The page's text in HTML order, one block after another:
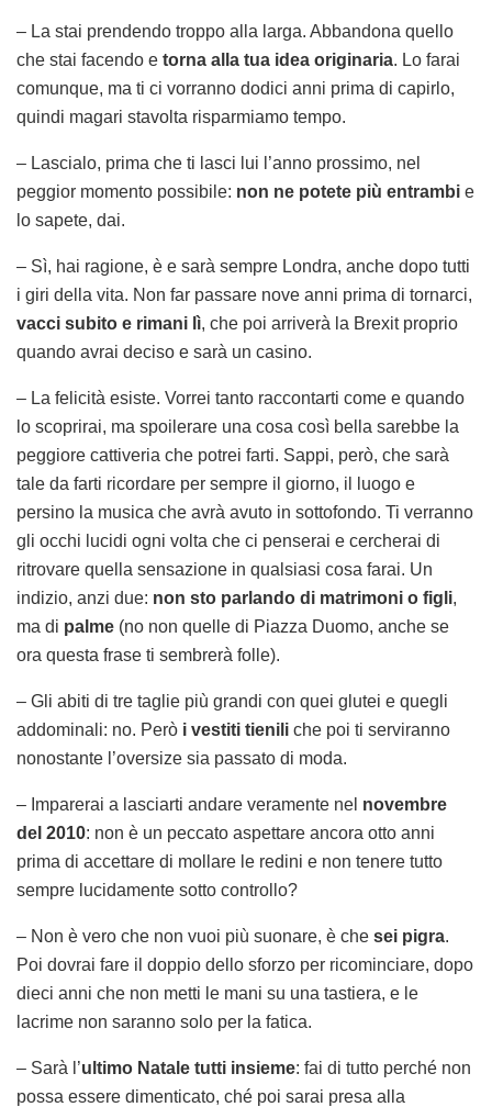
– La stai prendendo troppo alla larga. Abbandona quello
che stai facendo e torna alla tua idea originaria. Lo farai
comunque, ma ti ci vorranno dodici anni prima di capirlo,
quindi magari stavolta risparmiamo tempo.
– Lascialo, prima che ti lasci lui l’anno prossimo, nel
peggior momento possibile: non ne potete più entrambi e
lo sapete, dai.
– Sì, hai ragione, è e sarà sempre Londra, anche dopo tutti
i giri della vita. Non far passare nove anni prima di tornarci,
vacci subito e rimani lì, che poi arriverà la Brexit proprio
quando avrai deciso e sarà un casino.
– La felicità esiste. Vorrei tanto raccontarti come e quando
lo scoprirai, ma spoilerare una cosa così bella sarebbe la
peggiore cattiveria che potrei farti. Sappi, però, che sarà
tale da farti ricordare per sempre il giorno, il luogo e
persino la musica che avrà avuto in sottofondo. Ti verranno
gli occhi lucidi ogni volta che ci penserai e cercherai di
ritrovare quella sensazione in qualsiasi cosa farai. Un
indizio, anzi due: non sto parlando di matrimoni o figli,
ma di palme (no non quelle di Piazza Duomo, anche se
ora questa frase ti sembrerà folle).
– Gli abiti di tre taglie più grandi con quei glutei e quegli
addominali: no. Però i vestiti tienili che poi ti serviranno
nonostante l’oversize sia passato di moda.
– Imparerai a lasciarti andare veramente nel novembre
del 2010: non è un peccato aspettare ancora otto anni
prima di accettare di mollare le redini e non tenere tutto
sempre lucidamente sotto controllo?
– Non è vero che non vuoi più suonare, è che sei pigra.
Poi dovrai fare il doppio dello sforzo per ricominciare, dopo
dieci anni che non metti le mani su una tastiera, e le
lacrime non saranno solo per la fatica.
– Sarà l’ultimo Natale tutti insieme: fai di tutto perché non
possa essere dimenticato, ché poi sarai presa alla